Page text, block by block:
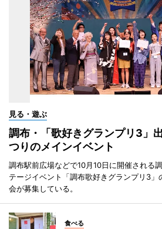
見る・遊ぶ
調布・「歌好きグランプリ3」
つりのメインイベント
調布駅前広場などで10月10日に開催される
テージイベント「調布歌好きグランプリ3」
会が募集している。
食べる